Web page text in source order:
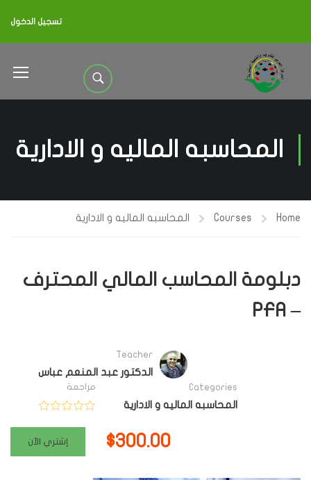
تسجيل الدخول
المحاسبه الماليه و الادارية
Home
Courses المحاسبه الماليه و الادارية
دبلومة المحاسب المالي المحترف
– PFA
Teacher
الدكتور عبد المنعم عباس
Categories
المحاسبه الماليه و الادارية
مراجعة
$300.00 إشتري الآن